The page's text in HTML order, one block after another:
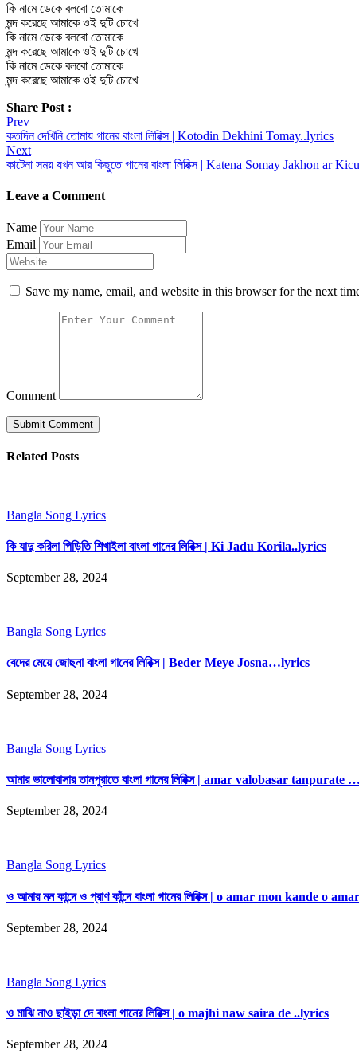
কি নামে ডেকে বলবো তোমাকে
মন্দ করেছে আমাকে ওই দুটি চোখে
কি নামে ডেকে বলবো তোমাকে
মন্দ করেছে আমাকে ওই দুটি চোখে
কি নামে ডেকে বলবো তোমাকে
মন্দ করেছে আমাকে ওই দুটি চোখে
Share Post :
Post
navigation
Prev
কতদিন দেখিনি তোমায় গানের বাংলা লিরিক্স | Kotodin Dekhini Tomay..lyrics
Next
কাটেনা সময় যখন আর কিছুতে গানের বাংলা লিরিক্স | Katena Somay Jakhon ar
Leave a Comment
Name
Email
Save my name, email, and website in this browser for the next
Comment
Related Posts
Bangla Song Lyrics
কি যাদু করিলা পিড়িতি শিখাইলা বাংলা গানের লিরিক্স | Ki Jadu Korila..lyrics
September 28, 2024
Bangla Song Lyrics
বেদের মেয়ে জোছনা বাংলা গানের লিরিক্স | Beder Meye Josna…lyrics
September 28, 2024
Bangla Song Lyrics
আমার ভালোবাসার তানপুরাতে বাংলা গানের লিরিক্স | amar valobasar
September 28, 2024
Bangla Song Lyrics
ও আমার মন কান্দে ও প্রাণ কাঁন্দে বাংলা গানের লিরিক্স | o amar mon kande o
September 28, 2024
Bangla Song Lyrics
ও মাঝি নাও ছাইড়া দে বাংলা গানের লিরিক্স | o majhi naw saira de ..lyrics
September 28, 2024